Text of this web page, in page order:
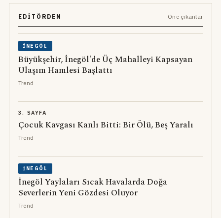
EDITÖRDEN Öne çıkanlar
İNEGÖL
Büyükşehir, İnegöl'de Üç Mahalleyi Kapsayan
Ulaşım Hamlesi Başlattı
Trend
3. SAYFA
Çocuk Kavgası Kanlı Bitti: Bir Ölü, Beş Yaralı
Trend
İNEGÖL
İnegöl Yaylaları Sıcak Havalarda Doğa
Severlerin Yeni Gözdesi Oluyor
Trend